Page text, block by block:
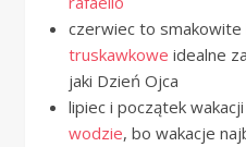
czerwiec to smakowite
truskawkowe idealne
jaki Dzień Ojca
lipiec i początek
wodzie, bo wakacje